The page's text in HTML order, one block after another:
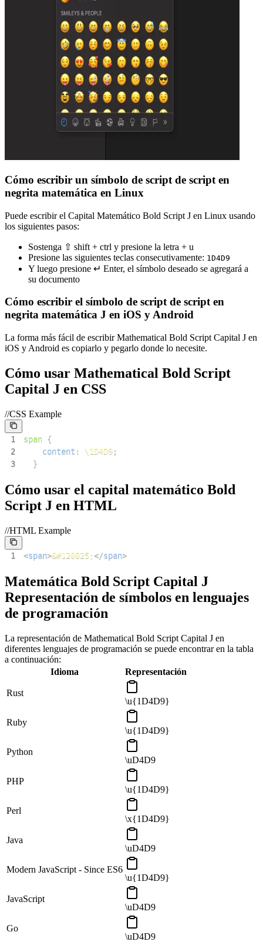
Cómo escribir un símbolo de script de script en
negrita matemática en Linux
Puede escribir el Capital Matemático Bold Script J en Linux usando
los siguientes pasos:
Sostenga ⇧ shift + ctrl y presione la letra + u
Presione las siguientes teclas consecutivamente: 1 D4D9
Y luego presione ↵ Enter, el símbolo deseado se agregará a
su documento
Cómo escribir el símbolo de script de script en
negrita matemática J en iOS y Android
La forma más fácil de escribir Mathematical Bold Script Capital J en
iOS y Android es copiarlo y pegarlo donde lo necesite.
Cómo usar Mathematical Bold Script
Capital J en CSS
//CSS Example
1 span {
2
content : \1D4D9;
3
}
Cómo usar el capital matemático Bold
Script J en HTML
//HTML Example
1 <span>&#120025;</span>
Matemática Bold Script Capital J
Representación de símbolos en lenguajes
de programación
La representación de Mathematical Bold Script Capital J en
diferentes lenguajes de programación se puede encontrar en la tabla
a continuación:
Idioma
Representación
Rust
\u{1D4D9}
Ruby
\u{1D4D9}
Python
\uD4D9
PHP
\u{1D4D9}
Perl
\x{1D4D9}
Java
\uD4D9
Modern JavaScript - Since ES6
\u{1D4D9}
JavaScript
\uD4D9
Go
\uD4D9